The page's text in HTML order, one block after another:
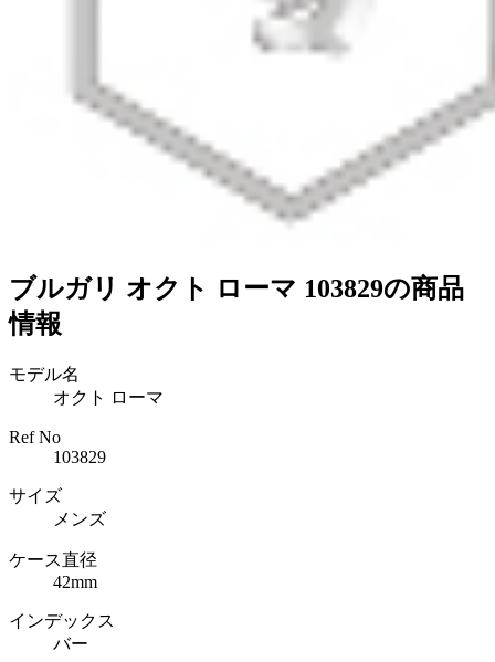
ブルガリ オクト ローマ 103829の商品
情報
モデル名
オクト ローマ
Ref No
103829
サイズ
メンズ
ケース直径
42mm
インデックス
バー